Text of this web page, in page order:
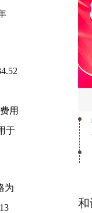
用
于
为
和